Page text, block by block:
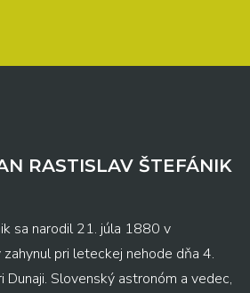
RASTISLAV ŠTEFÁNIK
sa narodil 21. júla 1880 v
pri leteckej nehode dňa 4.
Dunaji. Slovenský astronóm a vedec,